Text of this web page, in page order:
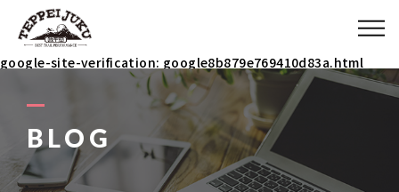
google-site-verification: google8b879e769410d83a.html
BLOG
ABOUT
MENU
ITEM